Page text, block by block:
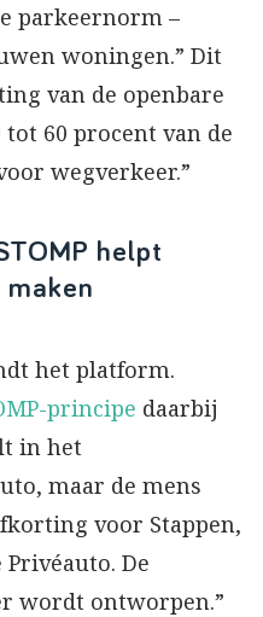
parkeernorm –
woningen.” Dit
van de openbare
60 procent van de
wegverkeer.”
helpt
het platform.
principe daarbij
in het
maar de mens
voor Stappen,
Privéauto. De
wordt ontworpen.”